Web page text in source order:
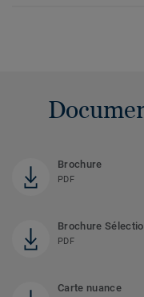
Brochure
PDF
Brochure
PDF
Carte nuance